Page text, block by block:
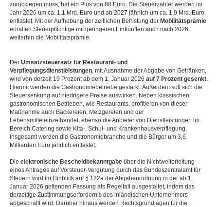
zurücklegen muss, hat ein Plus von 88 Euro. Die Steuerzahler werden im
Jahr 2026 um ca. 1,1 Mrd. Euro und ab 2027 jährlich um ca. 1,9 Mrd. Euro
entlastet. Mit der Aufhebung der zeitlichen Befristung der Mobilitätsprämie
erhalten Steuerpflichtige mit geringeren Einkünften auch nach 2026
weiterhin die Mobilitätsprämie.
Der Umsatzsteuersatz für Restaurant- und
Verpflegungsdienstleistungen, mit Ausnahme der Abgabe von Getränken,
wird von derzeit 19 Prozent ab dem 1. Januar 2026 auf 7 Prozent gesenkt.
Hiermit werden die Gastronomiebetriebe gestärkt. Außerdem soll sich die
Steuersenkung auf niedrigere Preise auswirken. Neben klassischen
gastronomischen Betrieben, wie Restaurants, profitieren von dieser
Maßnahme auch Bäckereien, Metzgereien und der
Lebensmitteleinzelhandel, ebenso die Anbieter von Dienstleistungen im
Bereich Catering sowie Kita-, Schul- und Krankenhausverpflegung.
Insgesamt werden die Gastronomiebranche und die Bürger um 3,6
Milliarden Euro jährlich entlastet.
Die elektronische Bescheidbekanntgabe über die Nichtweiterleitung
eines Antrages auf Vorsteuer-Vergütung durch das Bundeszentralamt für
Steuern wird im Hinblick auf § 122a der Abgabenordnung in der ab 1.
Januar 2026 geltenden Fassung als Regelfall ausgestaltet, indem das
derzeitige Zustimmungserfordernis des inländischen Unternehmers
abgeschafft wird. Darüber hinaus werden Rechtsgrundlagen für die